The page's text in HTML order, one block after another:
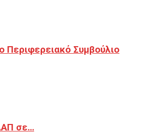
Περιφερειακό Συμβούλιο
σε…